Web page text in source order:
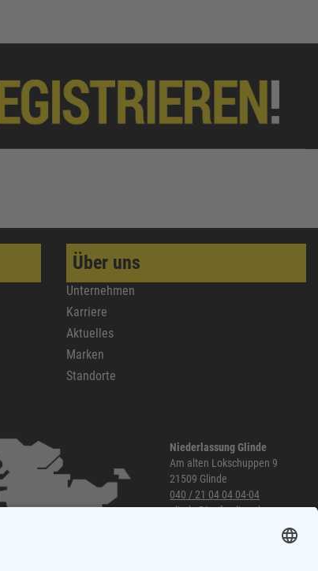
Über uns
Unternehmen
Karriere
Aktuelles
Marken
Standorte
Niederlassung Glinde
Am alten Lokschuppen 9
21509 Glinde
040 / 21 04 04 04-04
glinde@topf-online.de